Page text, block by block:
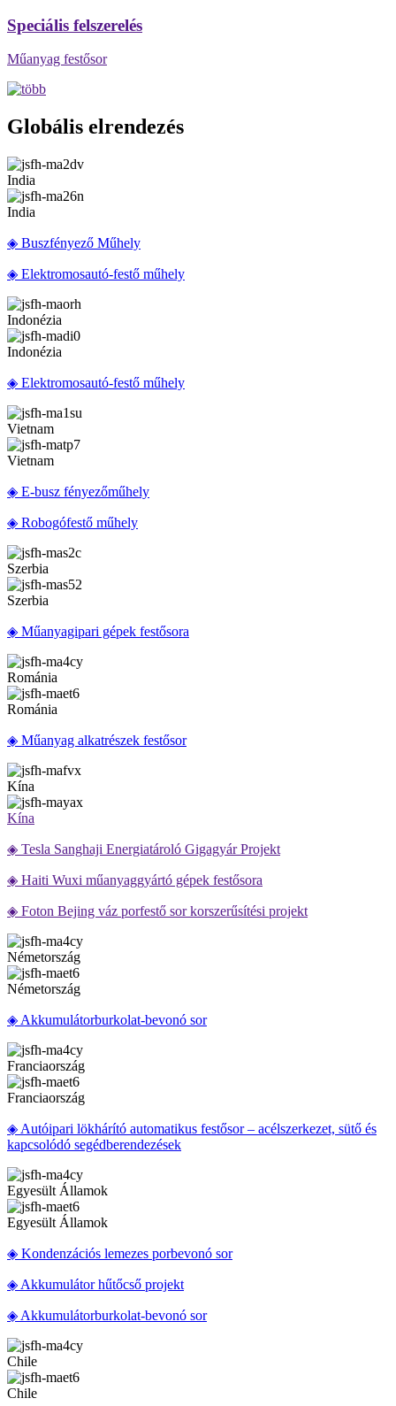
Speciális felszerelés
Műanyag festősor
Globális elrendezés
India
India
◈ Buszfényező Műhely
◈ Elektromosautó-festő műhely
Indonézia
Indonézia
◈ Elektromosautó-festő műhely
Vietnam
Vietnam
◈ E-busz fényezőműhely
◈ Robogófestő műhely
Szerbia
Szerbia
◈ Műanyagipari gépek festősora
Románia
Románia
◈ Műanyag alkatrészek festősor
Kína
Kína
◈ Tesla Sanghaji Energiatároló Gigagyár Projekt
◈ Haiti Wuxi műanyaggyártó gépek festősora
◈ Foton Bejing váz porfestő sor korszerűsítési projekt
Németország
Németország
◈ Akkumulátorburkolat-bevonó sor
Franciaország
Franciaország
◈ Autóipari lökhárító automatikus festősor – acélszerkezet, sütő és
kapcsolódó segédberendezések
Egyesült Államok
Egyesült Államok
◈ Kondenzációs lemezes porbevonó sor
◈ Akkumulátor hűtőcső projekt
◈ Akkumulátorburkolat-bevonó sor
Chile
Chile